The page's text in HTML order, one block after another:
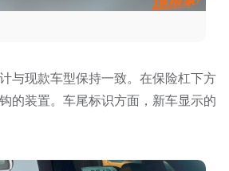
与现款车型保持一致。在保险杠下方
的装置。车尾标识方面，新车显示的